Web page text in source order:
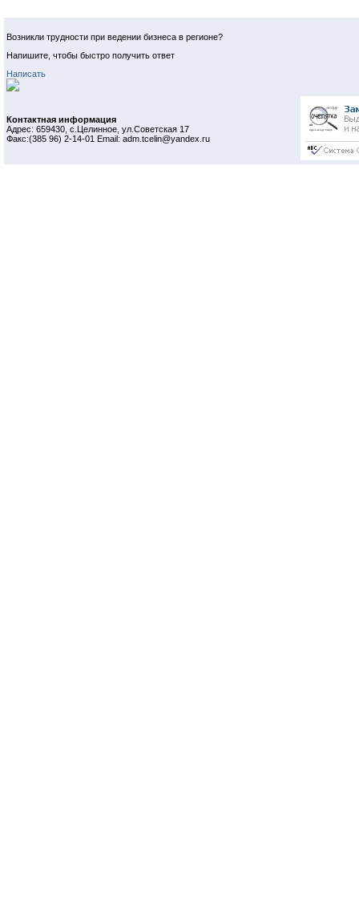
Возникли трудности при ведении бизнеса в регионе?
Напишите, чтобы быстро получить ответ
Написать
Контактная информация
Адрес: 659430, с.Целинное, ул.Советская 17
Факс:(385 96) 2-14-01 Email: adm.tcelin@yandex.ru